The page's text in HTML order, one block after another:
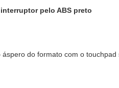
pelo ABS preto
do formato com o touchpad